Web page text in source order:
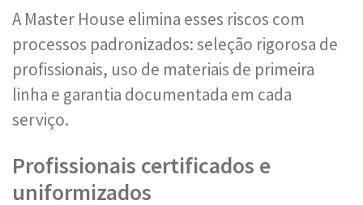
A Master House elimina esses riscos com
processos padronizados: seleção rigorosa de
profissionais, uso de materiais de primeira
linha e garantia documentada em cada
serviço.
Profissionais certificados e
uniformizados